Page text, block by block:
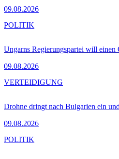
09.08.2026
Ungarns Regierungspartei will einen
09.08.2026
POLITIK
Drohne dringt nach Bulgarien ein
09.08.2026
VERTEIDIGUNG
POLITIK